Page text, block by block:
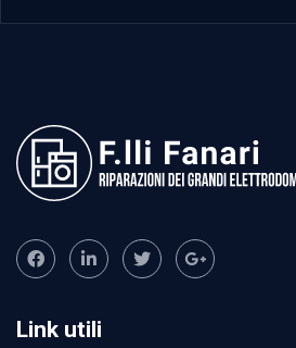
Link utili